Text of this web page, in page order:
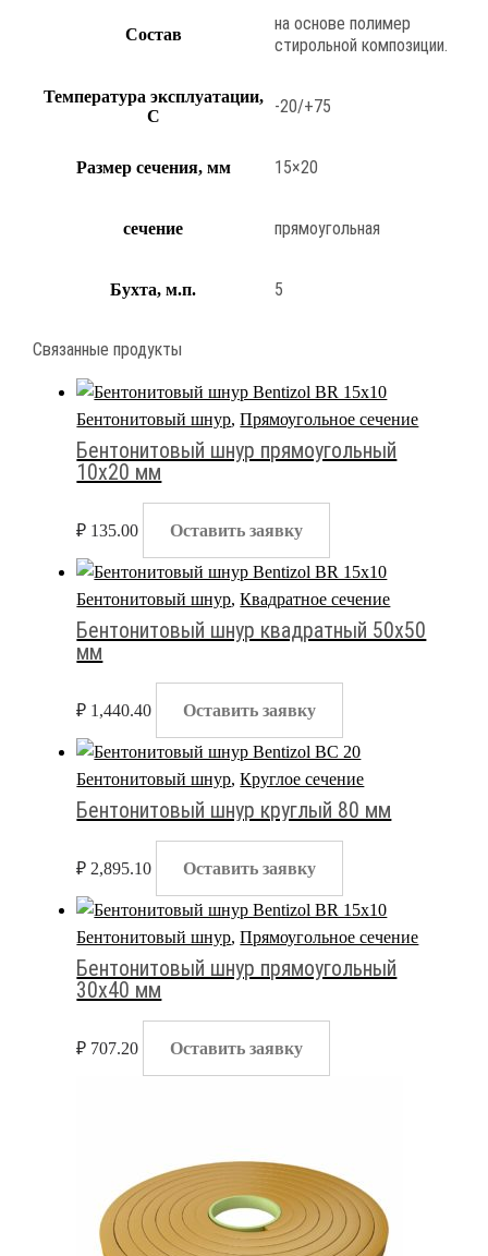
Состав
на основе полимер
стирольной композиции.
Температура эксплуатации,
С
-20/+75
Размер сечения, мм 15×20
сечение прямоугольная
Бухта, м.п. 5
Связанные продукты
Бентонитовый шнур,Прямоугольное сечение
Бентонитовый шнур прямоугольный
10х20 мм
₽ 135.00 Оставить заявку
Бентонитовый шнур,Квадратное сечение
Бентонитовый шнур квадратный 50х50
мм
₽ 1,440.40 Оставить заявку
Бентонитовый шнур,Круглое сечение
Бентонитовый шнур круглый 80 мм
₽ 2,895.10 Оставить заявку
Бентонитовый шнур,Прямоугольное сечение
Бентонитовый шнур прямоугольный
30х40 мм
₽ 707.20 Оставить заявку